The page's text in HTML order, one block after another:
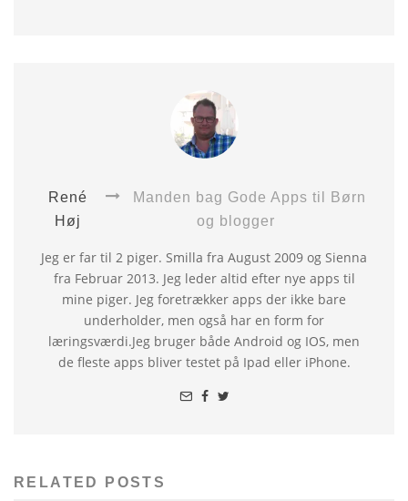
René
Høj
Manden bag Gode Apps til Børn
og blogger
Jeg er far til 2 piger. Smilla fra August 2009 og Sienna
fra Februar 2013. Jeg leder altid efter nye apps til
mine piger. Jeg foretrækker apps der ikke bare
underholder, men også har en form for
læringsværdi.Jeg bruger både Android og IOS, men
de fleste apps bliver testet på Ipad eller iPhone.
RELATED POSTS